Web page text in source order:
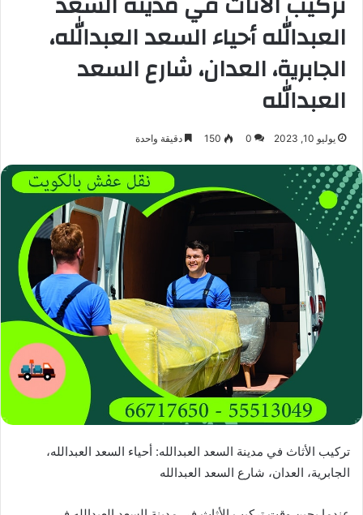
العبدالله أحياء السعد العبدالله،
الجابرية، العدان، شارع السعد
العبدالله
يوليو 10, 2023 0
150 دقيقة واحدة
تركيب الأثاث في مدينة السعد العبدالله: أحياء السعد العبدالله،
الجابرية، العدان، شارع السعد العبدالله